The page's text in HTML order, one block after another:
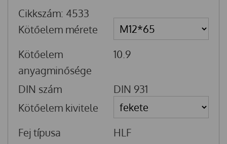
Cikkszám: 4533
Kötőelem mérete
Kötőelem
anyagminősége
10.9
DIN szám
DIN 931
Kötőelem kivitele
Fej típusa
HLF